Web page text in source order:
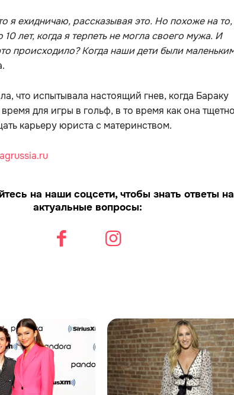
я ехидничаю, рассказывая это. Но похоже на то,
лет, когда я терпеть не могла своего мужа. И
происходило? Когда наши дети были
что испытывала настоящий гнев, когда Бараку
для игры в гольф, в то время как она
карьеру юриста с материнством.
на наши соцсети, чтобы знать ответы на
актуальные вопросы: